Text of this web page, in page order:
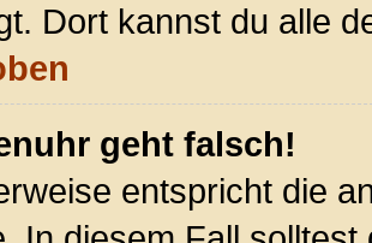
Dort kannst du alle
geht falsch!
entspricht die